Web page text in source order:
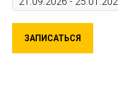
ЗАПИСАТЬСЯ